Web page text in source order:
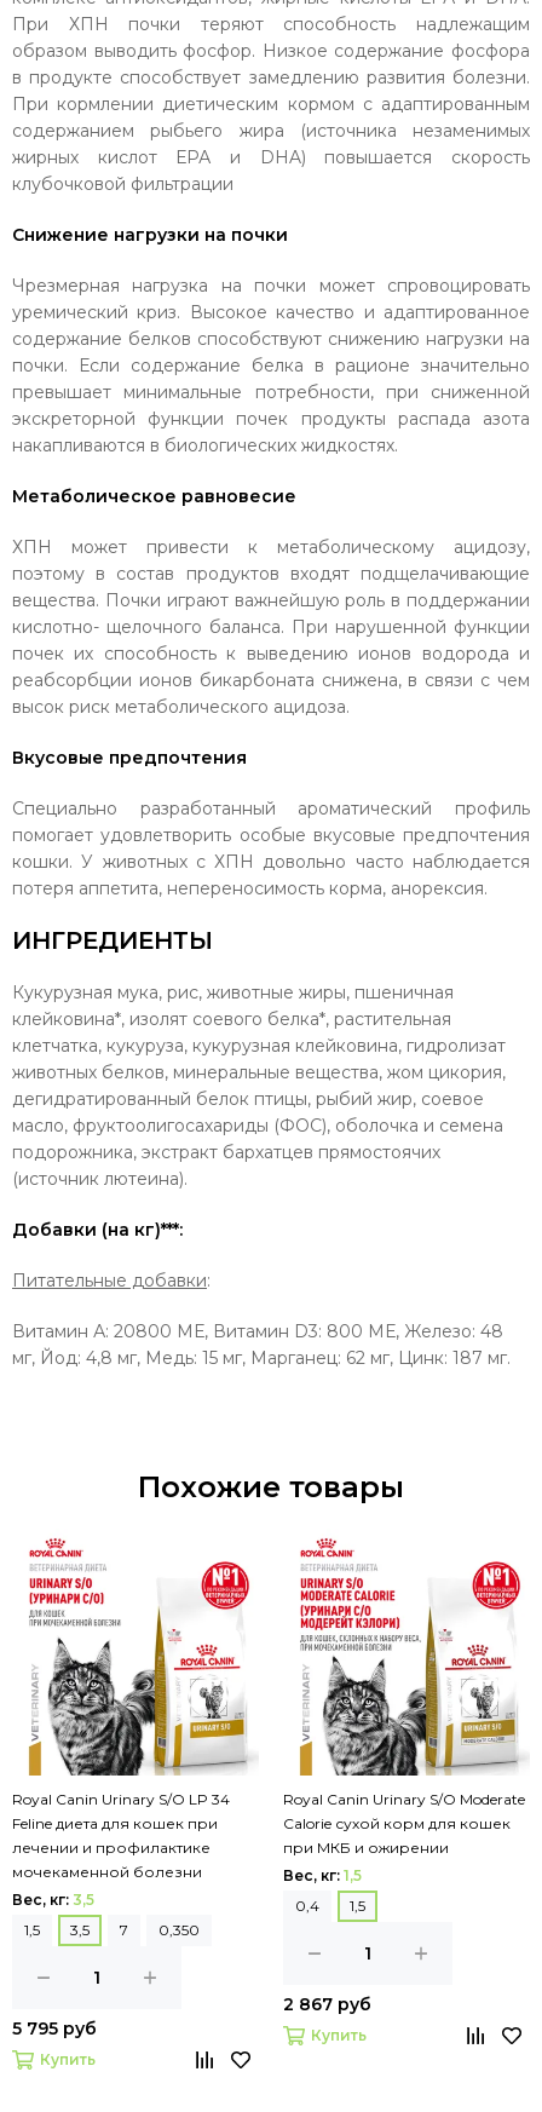
При ХПН почки теряют способность надлежащим
образом выводить фосфор. Низкое содержание фосфора
в продукте способствует замедлению развития болезни.
При кормлении диетическим кормом с адаптированным
содержанием рыбьего жира (источника незаменимых
жирных кислот ЕРА и DHA) повышается скорость
клубочковой фильтрации
Снижение нагрузки на почки
Чрезмерная нагрузка на почки может спровоцировать
уремический криз. Высокое качество и адаптированное
содержание белков способствуют снижению нагрузки на
почки. Если содержание белка в рационе значительно
превышает минимальные потребности, при сниженной
экскреторной функции почек продукты распада азота
накапливаются в биологических жидкостях.
Метаболическое равновесие
ХПН может привести к метаболическому ацидозу,
поэтому в состав продуктов входят подщелачивающие
вещества. Почки играют важнейшую роль в поддержании
кислотно- щелочного баланса. При нарушенной функции
почек их способность к выведению ионов водорода и
реабсорбции ионов бикарбоната снижена, в связи с чем
высок риск метаболического ацидоза.
Вкусовые предпочтения
Специально разработанный ароматический профиль
помогает удовлетворить особые вкусовые предпочтения
кошки. У животных с ХПН довольно часто наблюдается
потеря аппетита, непереносимость корма, анорексия.
ИНГРЕДИЕНТЫ
Кукурузная мука, рис, животные жиры, пшеничная
клейковина*, изолят соевого белка*, растительная
клетчатка, кукуруза, кукурузная клейковина, гидролизат
животных белков, минеральные вещества, жом цикория,
дегидратированный белок птицы, рыбий жир, соевое
масло, фруктоолигосахариды (ФОС), оболочка и семена
подорожника, экстракт бархатцев прямостоячих
(источник лютеина).
Добавки (на кг)***:
Питательные добавки:
Витамин А: 20800 МЕ, Витамин D3: 800 МЕ, Железо: 48
мг, Йод: 4,8 мг, Медь: 15 мг, Марганец: 62 мг, Цинк: 187 мг.
Похожие товары
Royal Canin Urinary S/O LP 34
Feline диета для кошек при
лечении и профилактике
мочекаменной болезни
Вес, кг: 3,5
1,5
3,5 7 0,350
5 795 руб
Купить
Royal Canin Urinary S/O Moderate
Calorie сухой корм для кошек
при МКБ и ожирении
Вес, кг: 1,5
0,4
1,5
2 867 руб
Купить